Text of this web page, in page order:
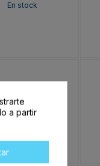
En stock
En stock
a partir